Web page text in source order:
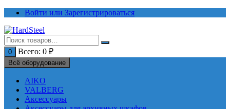
Перейти
содержимому
Войти или Зарегистрироваться
0 Всего: 0 ₽
Всё оборудование
AIKO
VALBERG
Аксессуары